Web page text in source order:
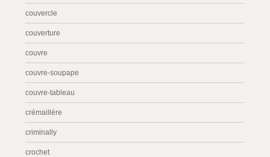
couvercle
couverture
couvre
couvre-soupape
couvre-tableau
crémaillère
criminally
crochet